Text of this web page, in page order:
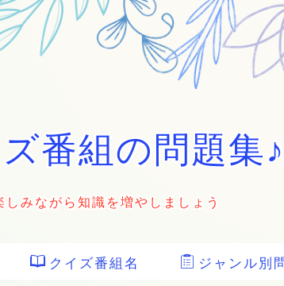
番組の問題集
しみながら知識を増やしましょう
クイズ番組名 ジャンル別